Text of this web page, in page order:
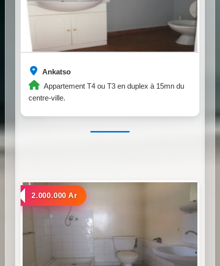
Ankatso
Appartement T4 ou T3 en duplex à 15mn du
centre-ville.
a louer
2.000.000 Ar